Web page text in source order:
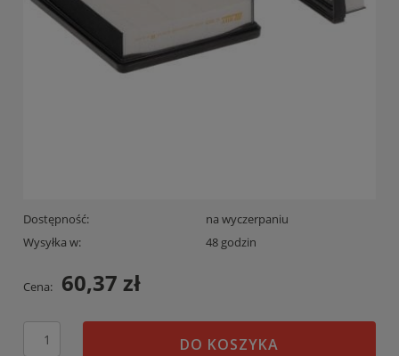
Dostępność:
na wyczerpaniu
Wysyłka w:
48 godzin
Cena: 60,37 zł
DO KOSZYKA